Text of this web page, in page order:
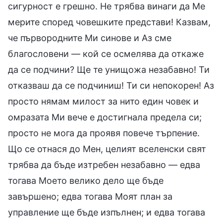
сигурност е грешно. Не трябва винаги да Ме
мерите според човешките представи! Казвам,
че първородните Ми синове и Аз сме
благословени — кой се осмелява да откаже
да се подчини? Ще те унищожа незабавно! Ти
отказваш да се подчиниш! Ти си непокорен! Аз
просто нямам милост за нито един човек и
омразата Ми вече е достигнала предела си;
просто не мога да проявя повече търпение.
Що се отнася до Мен, целият вселенски свят
трябва да бъде изтребен незабавно — едва
тогава Моето велико дело ще бъде
завършено; едва тогава Моят план за
управление ще бъде изпълнен; и едва тогава